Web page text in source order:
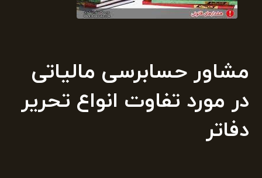
مشاور حسابرسی مالیاتی
در مورد تفاوت انواع تحریر
دفاتر